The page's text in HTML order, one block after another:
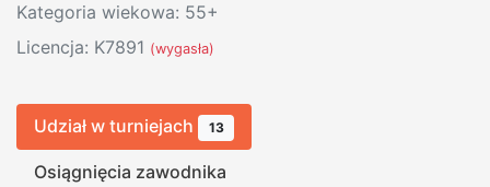
Kategoria wiekowa: 55+
Licencja: K7891 (wygasła)
Udział w turniejach 13
Osiągnięcia zawodnika